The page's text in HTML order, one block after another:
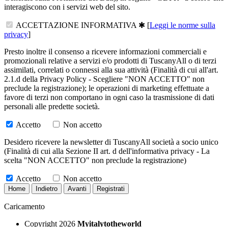
interagiscono con i servizi web del sito.
ACCETTAZIONE INFORMATIVA ✱ [Leggi le norme sulla
privacy]
Presto inoltre il consenso a ricevere informazioni commerciali e
promozionali relative a servizi e/o prodotti di TuscanyAll o di terzi
assimilati, correlati o connessi alla sua attività (Finalità di cui all'art.
2.1.d della Privacy Policy - Scegliere "NON ACCETTO" non
preclude la registrazione); le operazioni di marketing effettuate a
favore di terzi non comportano in ogni caso la trasmissione di dati
personali alle predette società.
Accetto
Non accetto
Desidero ricevere la newsletter di TuscanyAll società a socio unico
(Finalità di cui alla Sezione II art. d dell'informativa privacy - La
scelta "NON ACCETTO" non preclude la registrazione)
Accetto Non accetto
Caricamento
Copyright 2026 Myitalytotheworld